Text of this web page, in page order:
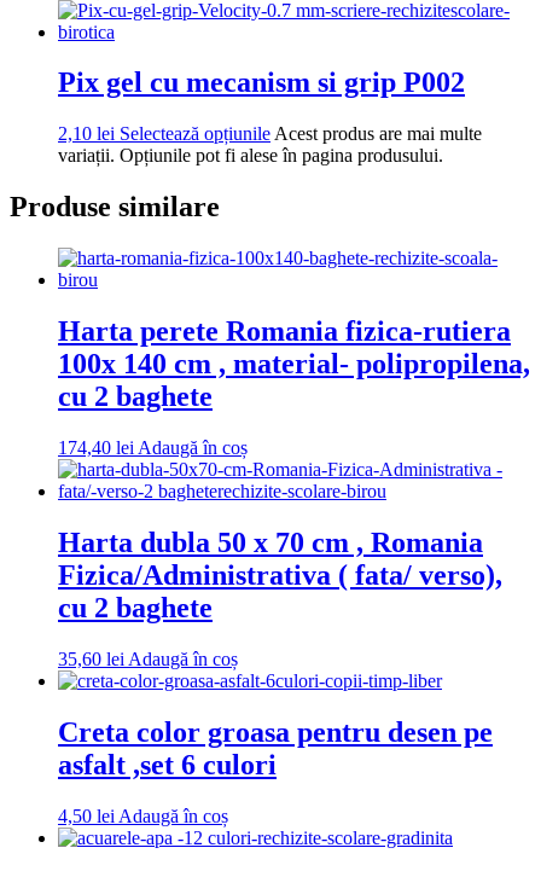
Pix gel cu mecanism si grip P002
2,10 lei Selectează opțiunile Acest produs are mai multe
variații. Opțiunile pot fi alese în pagina produsului.
Produse similare
Harta perete Romania fizica-rutiera
100x 140 cm , material- polipropilena,
cu 2 baghete
174,40 lei Adaugă în coș
Harta dubla 50 x 70 cm , Romania
Fizica/Administrativa ( fata/ verso),
cu 2 baghete
35,60 lei Adaugă în coș
Creta color groasa pentru desen pe
asfalt ,set 6 culori
4,50 lei Adaugă în coș